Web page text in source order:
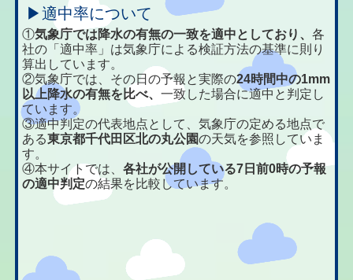
▶適中率について
①気象庁では降水の有無の一致を適中としており、各
社の「適中率」は気象庁による検証方法の基準に則り
算出しています。
②気象庁では、その日の予報と実際の24時間中の1mm
以上降水の有無を比べ、一致した場合に適中と判定し
ています。
③適中判定の代表地点として、気象庁の定める地点で
ある東京都千代田区北の丸公園の天気を参照していま
す。
④本サイトでは、各社が公開している7日前0時の予報
の適中判定の結果を比較しています。